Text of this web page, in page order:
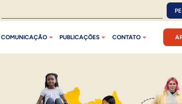
COMUNICAÇÃO PUBLICAÇÕES CONTATO